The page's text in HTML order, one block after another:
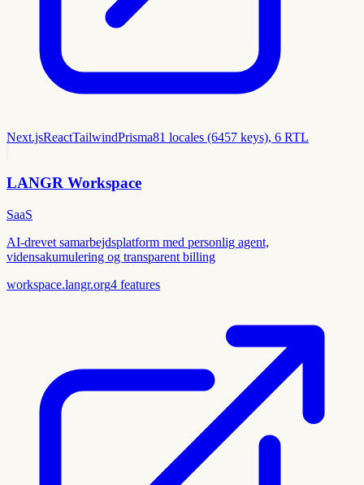
Next.jsReactTailwindPrisma81 locales (6457 keys), 6 RTL
LANGR Workspace
SaaS
AI-drevet samarbejdsplatform med personlig agent,
vidensakumulering og transparent billing
workspace.langr.org4 features